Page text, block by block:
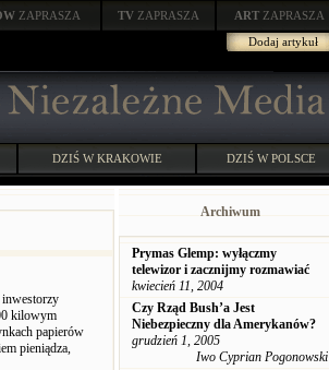
ZAPRASZA TV ZAPRASZA ART ZAPRASZA
Dodaj artykuł
DZIŚ W KRAKOWIE DZIŚ W POLSCE
inwestorzy
kilowym
papierów
pieniądza,
Archiwum
Prymas Glemp: wyłączmy
telewizor i zacznijmy rozmawiać
kwiecień 11, 2004
Czy Rząd Bush’a Jest
Niebezpieczny dla Amerykanów?
grudzień 1, 2005
Iwo Cyprian Pogonowski